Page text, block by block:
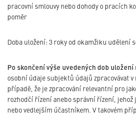
pracovní smlouvy nebo dohody o pracích
poměr
Doba uložení: 3 roky od okamžiku udělení
Po skončení výše uvedených dob uložení
osobní údaje subjektů údajů zpracovávat v
případě, že je zpracování relevantní pro
rozhodčí řízení anebo správní řízení,
nebo vedlejším účastníkem. V takovém